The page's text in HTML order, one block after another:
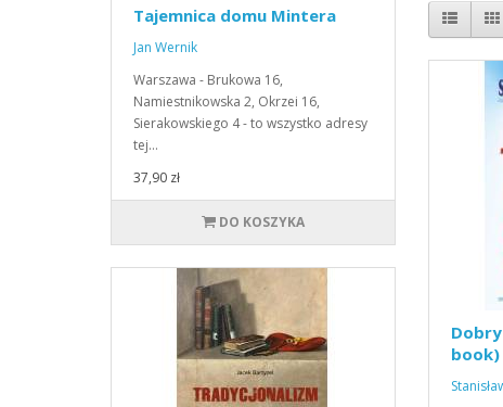
Tajemnica domu Mintera
Jan Wernik
Warszawa - Brukowa 16,
Namiestnikowska 2, Okrzei 16,
Sierakowskiego 4 - to wszystko adresy
tej…
37,90 zł
DO KOSZYKA
Dobry
book)